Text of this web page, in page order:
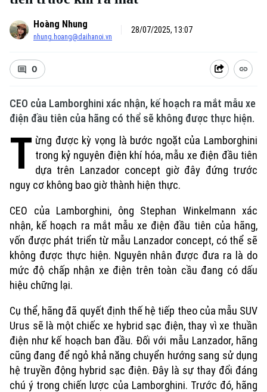
Hoàng Nhung
nhung.hoang@daihanoi.vn
28/07/2025, 13:07
0
CEO của Lamborghini xác nhận, kế hoạch ra mắt mẫu xe
điện đầu tiên của hãng có thể sẽ không được thực hiện.
T ừng được kỳ vọng là bước ngoặt của Lamborghini
trong kỷ nguyên điện khí hóa, mẫu xe điện đầu tiên
dựa trên Lanzador concept giờ đây đứng trước
nguy cơ không bao giờ thành hiện thực.
CEO của Lamborghini, ông Stephan Winkelmann xác
nhận, kế hoạch ra mắt mẫu xe điện đầu tiên của hãng,
vốn được phát triển từ mẫu Lanzador concept, có thể sẽ
không được thực hiện. Nguyên nhân được đưa ra là do
mức độ chấp nhận xe điện trên toàn cầu đang có dấu
hiệu chững lại.
Cụ thể, hãng đã quyết định thế hệ tiếp theo của mẫu SUV
Urus sẽ là một chiếc xe hybrid sạc điện, thay vì xe thuần
điện như kế hoạch ban đầu. Đối với mẫu Lanzador, hãng
cũng đang để ngỏ khả năng chuyển hướng sang sử dụng
hệ truyền động hybrid sạc điện. Đây là sự thay đổi đáng
chú ý trong chiến lược của Lamborghini. Trước đó, hãng